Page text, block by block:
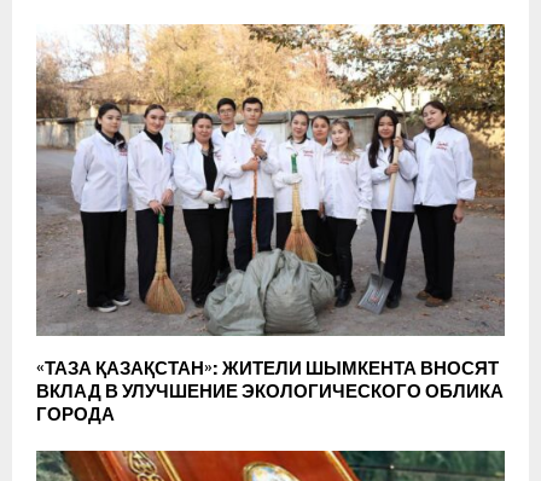
«ТАЗА ҚАЗАҚСТАН»: ЖИТЕЛИ ШЫМКЕНТА ВНОСЯТ
ВКЛАД В УЛУЧШЕНИЕ ЭКОЛОГИЧЕСКОГО ОБЛИКА
ГОРОДА